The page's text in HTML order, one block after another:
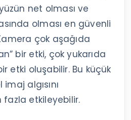
net olması ve
olması en güvenli
çok aşağıda
bir etki, çok yukarıda
etki oluşabilir. Bu küçük
algısını
etkileyebilir.